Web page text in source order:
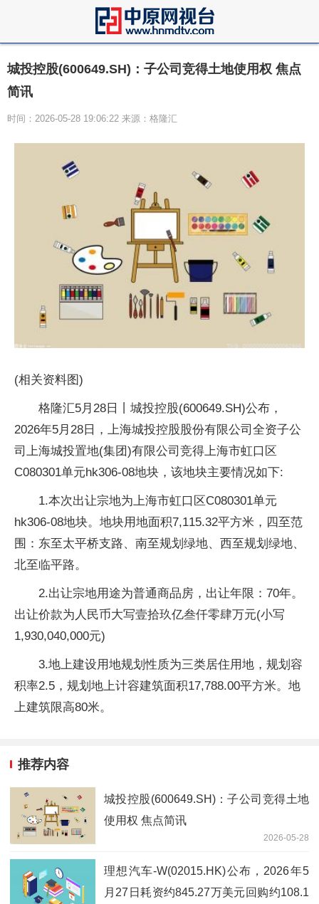
城投控股(600649.SH)：子公司竞得土地使用权 焦点
简讯
时间：2026-05-28 19:06:22 来源：格隆汇
(相关资料图)
格隆汇5月28日丨城投控股(600649.SH)公布，
2026年5月28日，上海城投控股股份有限公司全资子公
司上海城投置地(集团)有限公司竞得上海市虹口区
C080301单元hk306-08地块，该地块主要情况如下:
1.本次出让宗地为上海市虹口区C080301单元
hk306-08地块。地块用地面积7,115.32平方米，四至范
围：东至太平桥支路、南至规划绿地、西至规划绿地、
北至临平路。
2.出让宗地用途为普通商品房，出让年限：70年。
出让价款为人民币大写壹拾玖亿叁仟零肆万元(小写
1,930,040,000元)
3.地上建设用地规划性质为三类居住用地，规划容
积率2.5，规划地上计容建筑面积17,788.00平方米。地
上建筑限高80米。
推荐内容
城投控股(600649.SH)：子公司竞得土地
使用权 焦点简讯
2026-05-28
理想汽车-W(02015.HK)公布，2026年5
月27日耗资约845.27万美元回购约108.1